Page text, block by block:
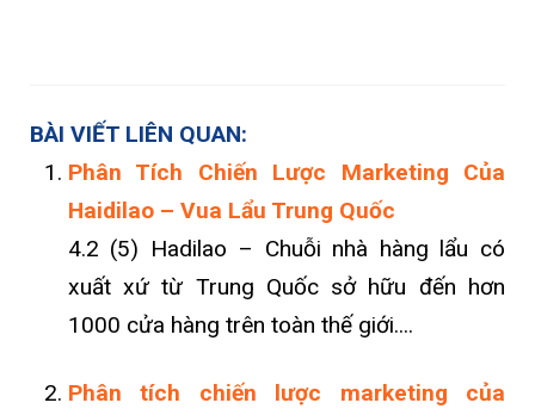
BÀI VIẾT LIÊN QUAN:
Phân Tích Chiến Lược Marketing Của
Haidilao – Vua Lẩu Trung Quốc
4.2 (5) Hadilao – Chuỗi nhà hàng lẩu có
xuất xứ từ Trung Quốc sở hữu đến hơn
1000 cửa hàng trên toàn thế giới....
Phân tích chiến lược marketing của